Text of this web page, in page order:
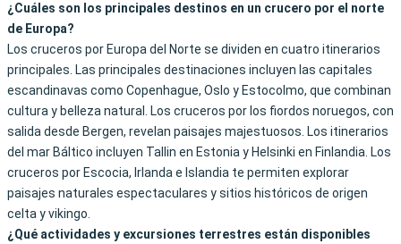
¿Cuáles son los principales destinos en un crucero por el norte
de Europa?
Los cruceros por Europa del Norte se dividen en cuatro itinerarios
principales. Las principales destinaciones incluyen las capitales
escandinavas como Copenhague, Oslo y Estocolmo, que combinan
cultura y belleza natural. Los cruceros por los fiordos noruegos, con
salida desde Bergen, revelan paisajes majestuosos. Los itinerarios
del mar Báltico incluyen Tallin en Estonia y Helsinki en Finlandia. Los
cruceros por Escocia, Irlanda e Islandia te permiten explorar
paisajes naturales espectaculares y sitios históricos de origen
celta y vikingo.
¿Qué actividades y excursiones terrestres están disponibles